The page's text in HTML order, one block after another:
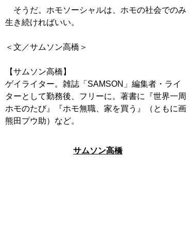
そうだ。ホモソーシャルは、ホモの社会でのみ
生き続ければいい。
＜文／サムソン高橋＞
【サムソン高橋】
ゲイライター。雑誌「SAMSON」編集者・ライ
ターとして勤務後、フリーに。著書に『世界一周
ホモのたび』『ホモ無職、家を買う』（ともに画
熊田プウ助）など。
サムソン高橋